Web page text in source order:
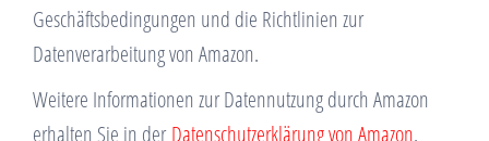
Geschäftsbedingungen und die Richtlinien zur
Datenverarbeitung von Amazon.
Weitere Informationen zur Datennutzung durch Amazon
erhalten Sie in derDatenschutzerklärung von Amazon.